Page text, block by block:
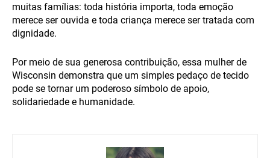
muitas famílias: toda história importa, toda emoção
merece ser ouvida e toda criança merece ser tratada com
dignidade.
Por meio de sua generosa contribuição, essa mulher de
Wisconsin demonstra que um simples pedaço de tecido
pode se tornar um poderoso símbolo de apoio,
solidariedade e humanidade.